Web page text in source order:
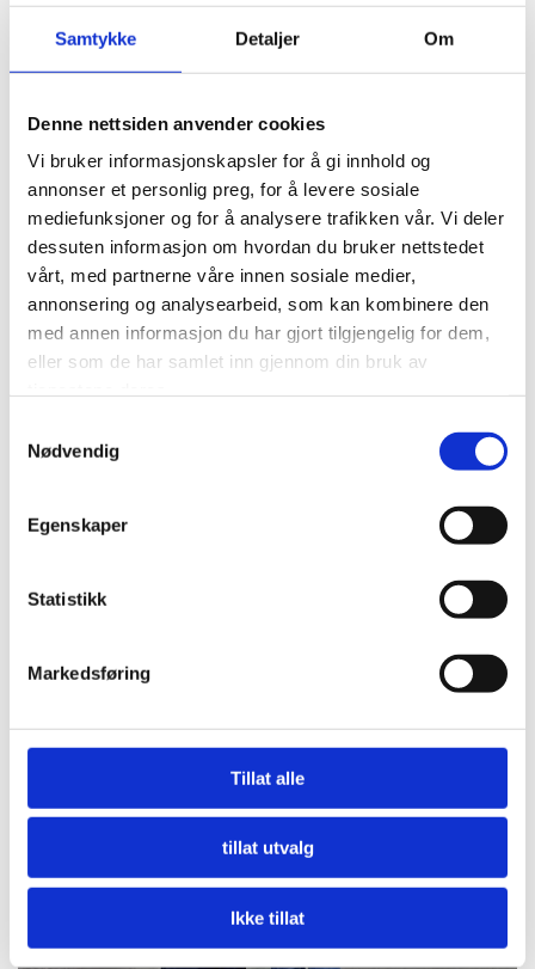
Samtykke Detaljer Om
Denne nettsiden anvender cookies
Vi bruker informasjonskapsler for å gi innhold og
annonser et personlig preg, for å levere sosiale
mediefunksjoner og for å analysere trafikken vår. Vi deler
dessuten informasjon om hvordan du bruker nettstedet
vårt, med partnerne våre innen sosiale medier,
annonsering og analysearbeid, som kan kombinere den
med annen informasjon du har gjort tilgjengelig for dem,
eller som de har samlet inn gjennom din bruk av
Nødvendig
Egenskaper
Statistikk
Markedsføring
Tillat alle
tillat utvalg
Ikke tillat